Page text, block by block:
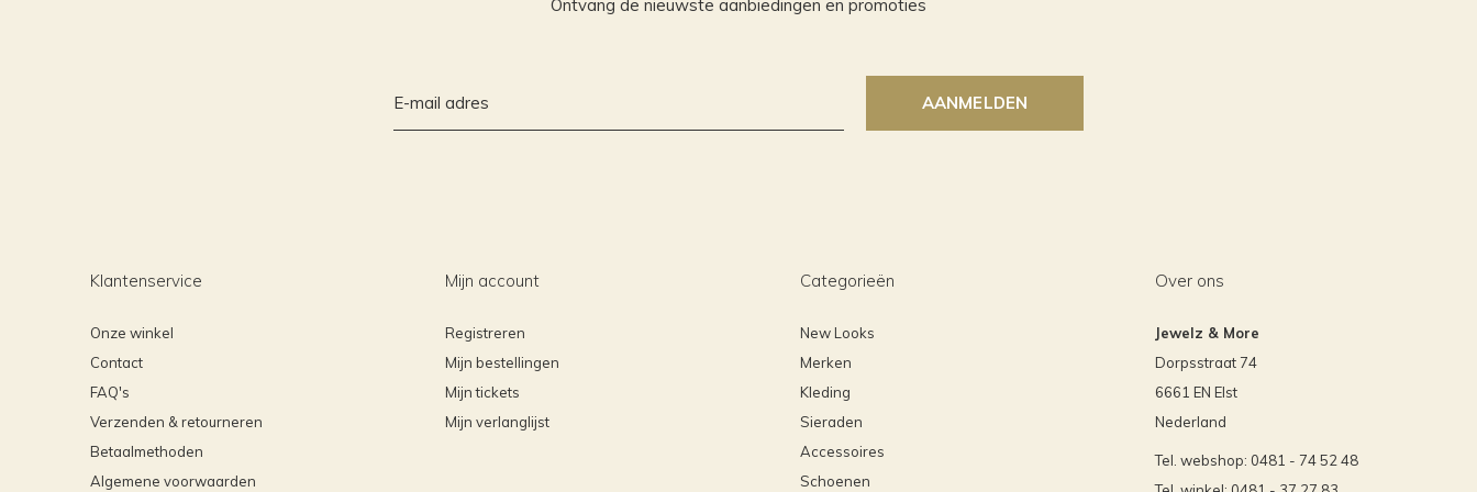
Ontvang de nieuwste aanbiedingen en promoties
AANMELDEN
Klantenservice
Onze winkel
Contact
FAQ's
Verzenden & retourneren
Betaalmethoden
Algemene voorwaarden
Mijn account
Registreren
Mijn bestellingen
Mijn tickets
Mijn verlanglijst
Categorieën
New Looks
Merken
Kleding
Sieraden
Accessoires
Schoenen
Over ons
Jewelz & More
Dorpsstraat 74
6661 EN Elst
Nederland
Tel. webshop: 0481 - 74 52 48